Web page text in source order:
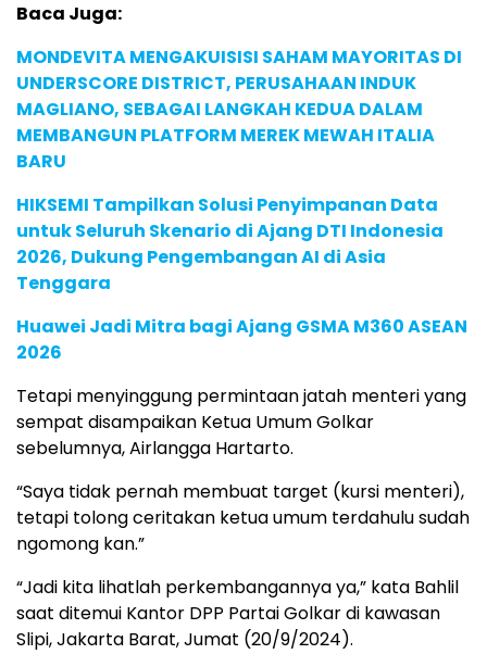
Baca Juga:
MONDEVITA MENGAKUISISI SAHAM MAYORITAS DI
UNDERSCORE DISTRICT, PERUSAHAAN INDUK
MAGLIANO, SEBAGAI LANGKAH KEDUA DALAM
MEMBANGUN PLATFORM MEREK MEWAH ITALIA
BARU
HIKSEMI Tampilkan Solusi Penyimpanan Data
untuk Seluruh Skenario di Ajang DTI Indonesia
2026, Dukung Pengembangan AI di Asia
Tenggara
Huawei Jadi Mitra bagi Ajang GSMA M360 ASEAN
2026
Tetapi menyinggung permintaan jatah menteri yang
sempat disampaikan Ketua Umum Golkar
sebelumnya, Airlangga Hartarto.
“Saya tidak pernah membuat target (kursi menteri),
tetapi tolong ceritakan ketua umum terdahulu sudah
ngomong kan.”
“Jadi kita lihatlah perkembangannya ya,” kata Bahlil
saat ditemui Kantor DPP Partai Golkar di kawasan
Slipi, Jakarta Barat, Jumat (20/9/2024).